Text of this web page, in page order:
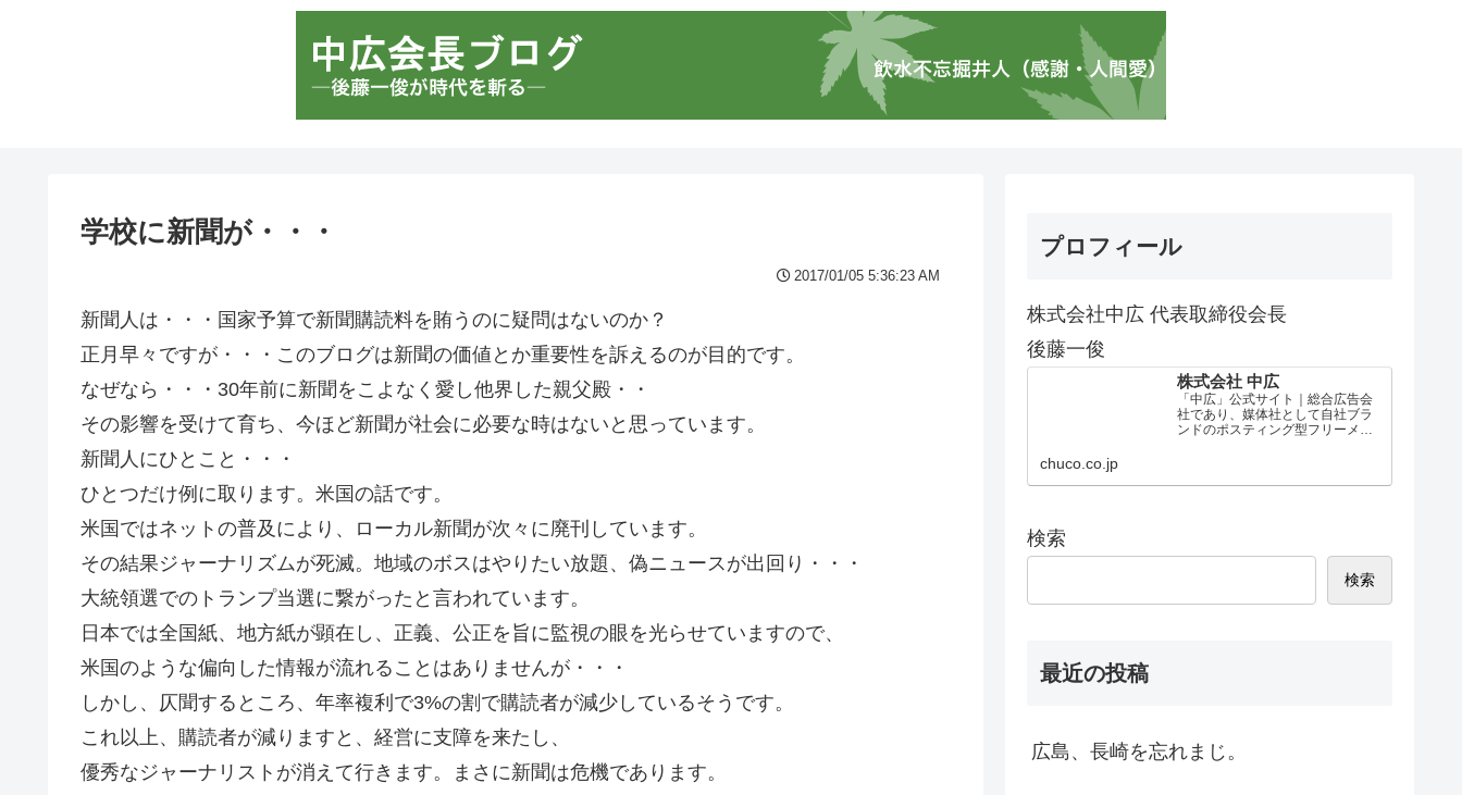
学校に新聞が・・・
2017/01/05 5:36:23 AM
新聞人は・・・国家予算で新聞購読料を賄うのに疑問はないのか？
正月早々ですが・・・このブログは新聞の価値とか重要性を訴えるのが目的です。
なぜなら・・・30年前に新聞をこよなく愛し他界した親父殿・・
その影響を受けて育ち、今ほど新聞が社会に必要な時はないと思っています。
新聞人にひとこと・・・
ひとつだけ例に取ります。米国の話です。
米国ではネットの普及により、ローカル新聞が次々に廃刊しています。
その結果ジャーナリズムが死滅。地域のボスはやりたい放題、偽ニュースが出回り・・・
大統領選でのトランプ当選に繋がったと言われています。
日本では全国紙、地方紙が顕在し、正義、公正を旨に監視の眼を光らせていますので、
米国のような偏向した情報が流れることはありませんが・・・
しかし、仄聞するところ、年率複利で3%の割で購読者が減少しているそうです。
これ以上、購読者が減りますと、経営に支障を来たし、
優秀なジャーナリストが消えて行きます。まさに新聞は危機であります。
プロフィール
株式会社中広 代表取締役会長
後藤一俊
株式会社 中広
「中広」公式サイト｜総合広告会
社であり、媒体社として自社ブラ
ンドのポスティング型フリーメデ
chuco.co.jp
検索
検索
最近の投稿
広島、長崎を忘れまじ。